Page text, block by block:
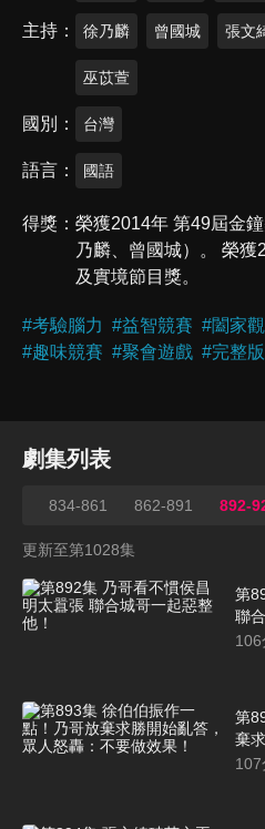
主持 徐乃麟 曾國城 張文
巫苡萱
國別 台灣
語言 國語
得獎
榮獲2014年 第49屆金
乃麟、曾國城）。 榮
及實境節目獎。
#考驗腦力 #益智競賽 #闔家
#趣味競賽 #聚會遊戲 #完整版
劇集列表
834-861 862-891 892-
更新至第1028集
第
聯
106
第
棄
做
107